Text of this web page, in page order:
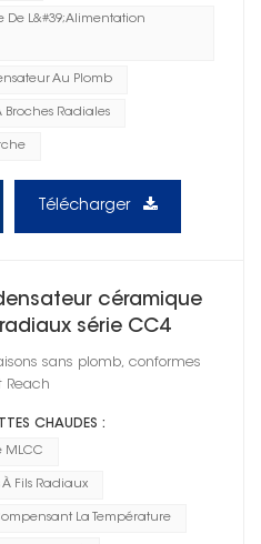
De L&#39;alimentation
Au Plomb
Radiales
Télécharger
céramique
série CC4
sans plomb, conformes
Reach
CHAUDES :
MLCC
Fils Radiaux
La Température